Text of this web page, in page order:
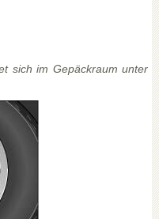
sich im Gepäckraum unter